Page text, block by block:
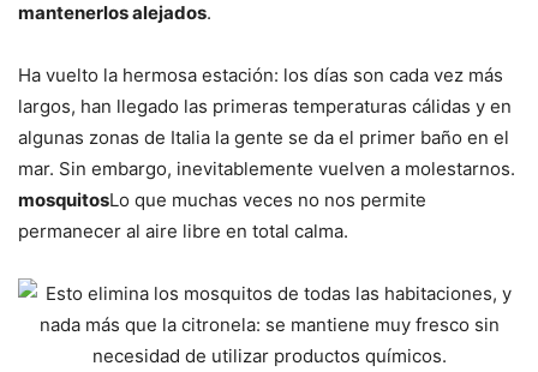
mantenerlos alejados.
Ha vuelto la hermosa estación: los días son cada vez más
largos, han llegado las primeras temperaturas cálidas y en
algunas zonas de Italia la gente se da el primer baño en el
mar. Sin embargo, inevitablemente vuelven a molestarnos.
mosquitosLo que muchas veces no nos permite
permanecer al aire libre en total calma.